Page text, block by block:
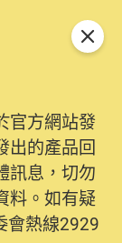
官方網站發
出的產品回
訊息，切勿
料。如有疑
會熱線2929
關閉